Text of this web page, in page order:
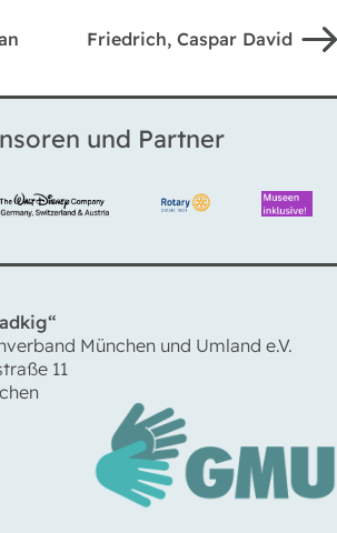
Friedrich, Caspar David
und Partner
München und Umland e.V.
11